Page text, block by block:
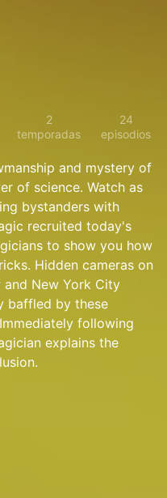
2
temporadas
24
episodios
and mystery of
of science. Watch as
bystanders with
recruited today's
to show you how
Hidden cameras on
and New York City
baffled by these
following
explains the